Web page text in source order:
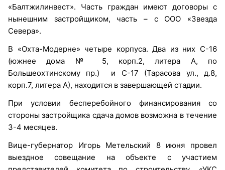
«Балтжилинвест». Часть граждан имеют договоры с
нынешним застройщиком, часть – с ООО «Звезда
Севера».
В «Охта-Модерне» четыре корпуса. Два из них С-16
(южнее дома № 5, корп.2, литера А, по
Большеохтинскому пр.) и С-17 (Тарасова ул., д.8,
корп.7, литера А), находится в завершающей стадии.
При условии бесперебойного финансирования со
стороны застройщика сдача домов возможна в течение
3-4 месяцев.
Вице-губернатор Игорь Метельский 8 июня провел
выездное совещание на объекте с участием